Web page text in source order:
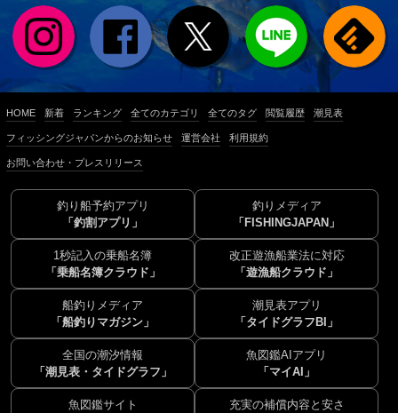
HOME 新着 ランキング 全てのカテゴリ 全てのタグ 閲覧履歴 潮見表
フィッシングジャパンからのお知らせ 運営会社 利用規約
お問い合わせ・プレスリリース
釣り船予約アプリ
「釣割アプリ」
釣りメディア
「FISHINGJAPAN」
1秒記入の乗船名簿
「乗船名簿クラウド」
改正遊漁船業法に対応
「遊漁船クラウド」
船釣りメディア
「船釣りマガジン」
潮見表アプリ
「タイドグラフBI」
全国の潮汐情報
「潮見表・タイドグラフ」
魚図鑑AIアプリ
「マイAI」
魚図鑑サイト
充実の補償内容と安さ